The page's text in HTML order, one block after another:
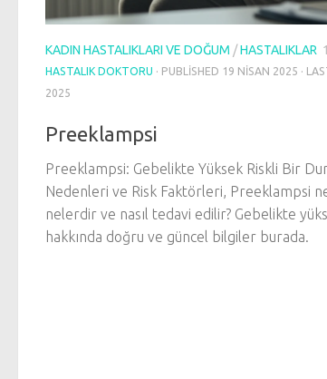
KADIN HASTALIKLARI VE DOĞUM /HASTALIKLAR
HASTALIK DOKTORU · PUBLISHED 19 NISAN 2025 ·
2025
Preeklampsi
Preeklampsi: Gebelikte Yüksek Riskli Bir
Nedenleri ve Risk Faktörleri, Preeklampsi
nelerdir ve nasıl tedavi edilir? Gebelikte
hakkında doğru ve güncel bilgiler burada.